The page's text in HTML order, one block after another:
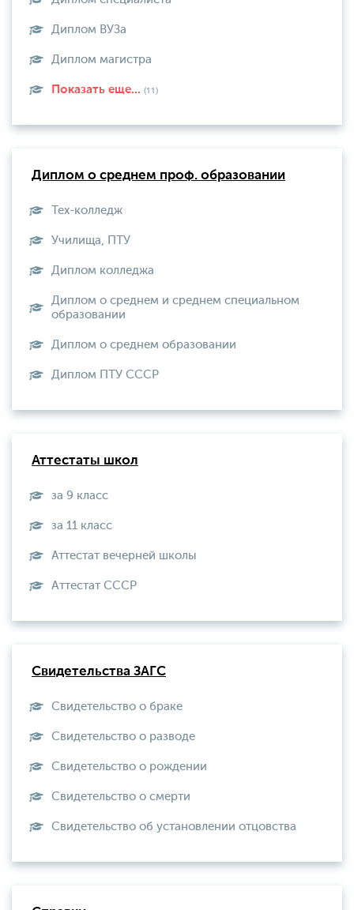
Диплом ВУЗа
Диплом магистра
Показать еще... (11)
Диплом о среднем проф. образовании
Тех-колледж
Училища, ПТУ
Диплом колледжа
Диплом о среднем и среднем специальном
образовании
Диплом о среднем образовании
Диплом ПТУ СССР
Аттестаты школ
за 9 класс
за 11 класс
Аттестат вечерней школы
Aттестат СССР
Свидетельства ЗАГС
Свидетельство о браке
Свидетельство о разводе
Свидетельство о рождении
Свидетельство о смерти
Свидетельство об установлении отцовства